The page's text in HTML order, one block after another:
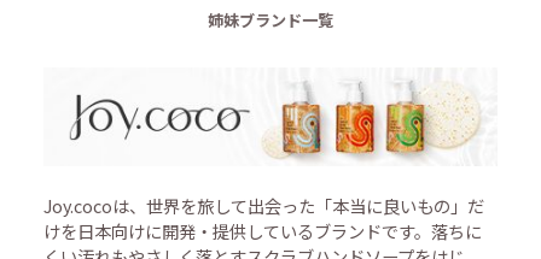
姉妹ブランド一覧
Joy.cocoは、世界を旅して出会った「本当に良いもの」だ
けを日本向けに開発・提供しているブランドです。落ちに